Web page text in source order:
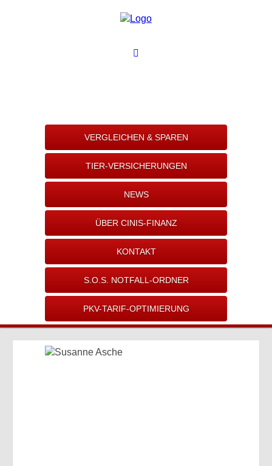
VERGLEICHEN & SPAREN
TIER-VERSICHERUNGEN
NEWS
ÜBER CINIS-FINANZ
KONTAKT
S.O.S. NOTFALL-ORDNER
PKV-TARIF-OPTIMIERUNG